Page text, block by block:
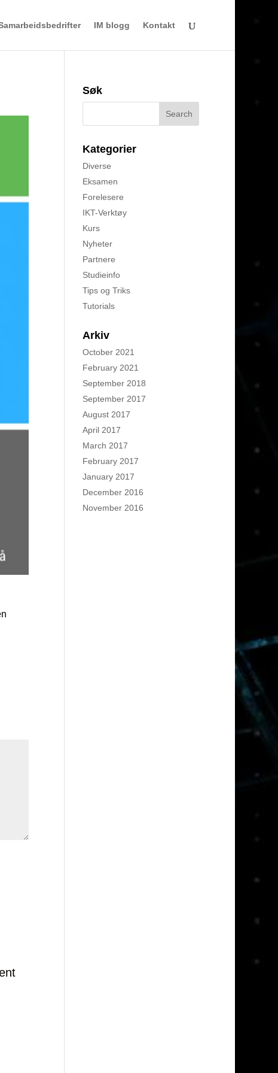
IM blogg Kontakt
Søk
Kategorier
Diverse
Eksamen
Forelesere
IKT-Verktøy
Kurs
Nyheter
Partnere
Studieinfo
Tips og Triks
Tutorials
Arkiv
October 2021
February 2021
September 2018
September 2017
August 2017
April 2017
March 2017
February 2017
January 2017
December 2016
November 2016